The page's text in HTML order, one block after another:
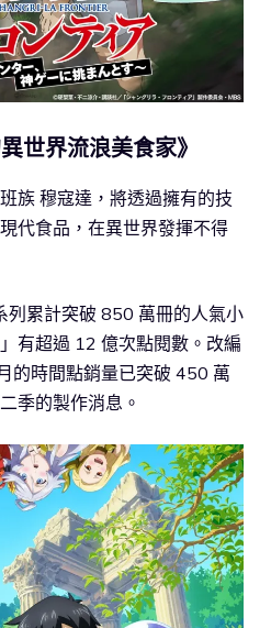
世界流浪美食家》
族 穆寇達，將透過擁有的技
代食品，在異世界發揮不得
列累計突破 850 萬冊的人氣小
有超過 12 億次點閱數。改編
的時間點銷量已突破 450 萬
季的製作消息。